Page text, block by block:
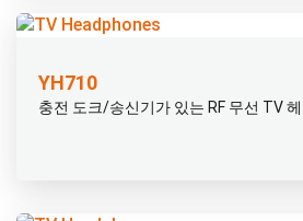
YH710
충전 도크/송신기가 있는 RF 무선 TV